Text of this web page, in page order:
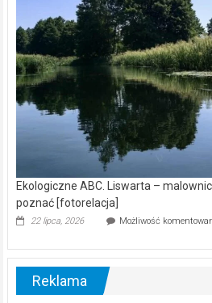
Ekologiczne ABC. Liswarta –
poznać [fotorelacja]
22 lipca, 2026 Możliwość
Reklama